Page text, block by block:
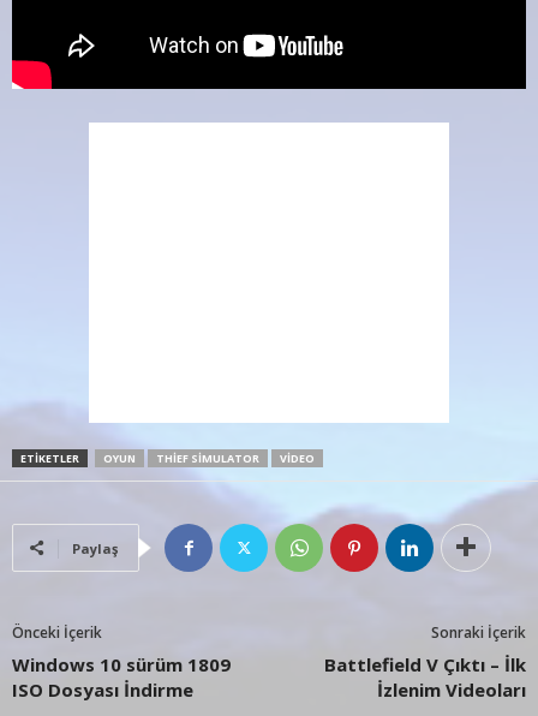
ETIKETLER OYUN THIEF SIMULATOR VIDEO
Paylaş
Önceki İçerik
Windows 10 sürüm 1809
ISO Dosyası İndirme
Sonraki İçerik
Battlefield V Çıktı – İlk
İzlenim Videoları